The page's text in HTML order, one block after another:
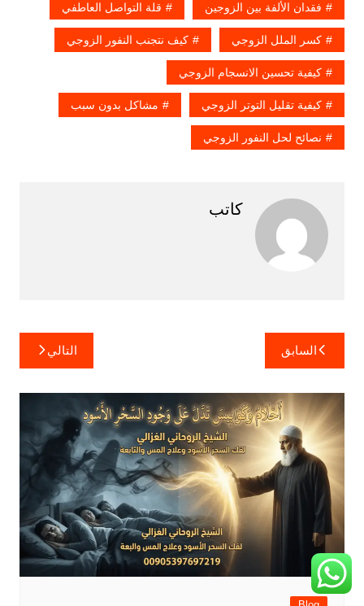
فقدان الألفة بين الزوجين قلة التواصل العاطفي
كسر الملل الزوجي كيف نتجنب النفور الزوجي
كيفية تحسين الانسجام الزوجي
كيفية تقليل التوتر الزوجي مشاكل بدون سبب
نصائح لحل النفور الزوجي
كاتب
تصفّح
المقالات
السابق التالي